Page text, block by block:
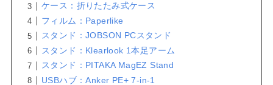
ケース：折りたたみ式ケース
フィルム：Paperlike
スタンド：JOBSON PCスタンド
スタンド：Klearlook 1本足アーム
スタンド：PITAKA MagEZ Stand
USBハブ：Anker PE+ 7-in-1